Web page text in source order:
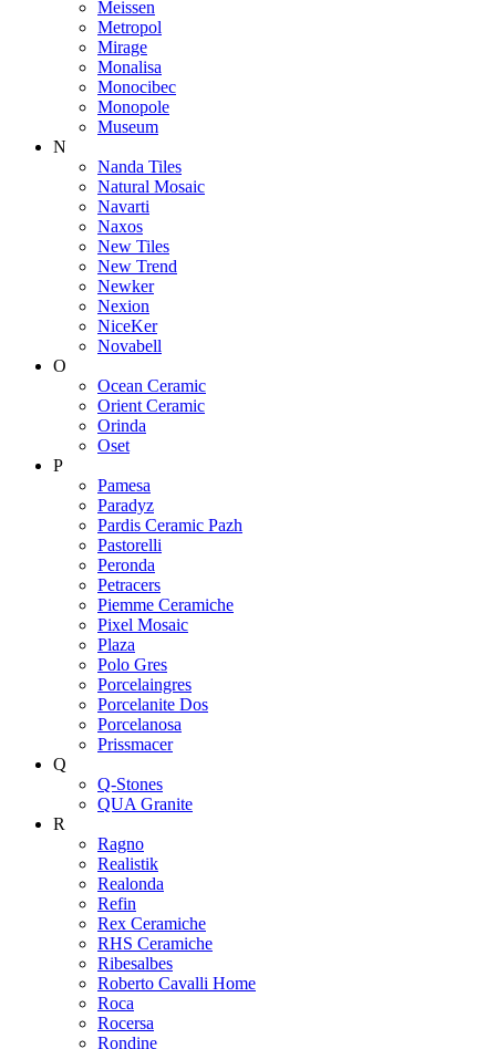
Meissen
Metropol
Mirage
Monalisa
Monocibec
Monopole
Museum
N
Nanda Tiles
Natural Mosaic
Navarti
Naxos
New Tiles
New Trend
Newker
Nexion
NiceKer
Novabell
O
Ocean Ceramic
Orient Ceramic
Orinda
Oset
P
Pamesa
Paradyz
Pardis Ceramic Pazh
Pastorelli
Peronda
Petracers
Piemme Ceramiche
Pixel Mosaic
Plaza
Polo Gres
Porcelaingres
Porcelanite Dos
Porcelanosa
Prissmacer
Q
Q-Stones
QUA Granite
R
Ragno
Realistik
Realonda
Refin
Rex Ceramiche
RHS Ceramiche
Ribesalbes
Roberto Cavalli Home
Roca
Rocersa
Rondine